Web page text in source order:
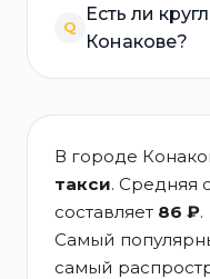
Q
Есть ли
Конакове?
В городе
такси. Средняя
составляет 86 ₽.
Самый
самый